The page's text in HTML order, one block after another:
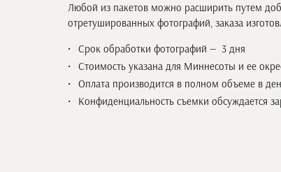
Любой из пакетов можно расширить путем
отретушированных фотографий, заказа
Срок обработки фотографий — 3 дня
Стоимость указана для Миннесоты и ее
Оплата производится в полном объеме в
Конфиденциальность съемки обсуждается